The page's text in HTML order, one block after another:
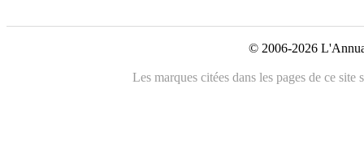
© 2006-2026
Les marques citées dans les pages de ce